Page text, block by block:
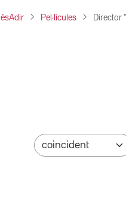
ésAdir Pel·lícules Director